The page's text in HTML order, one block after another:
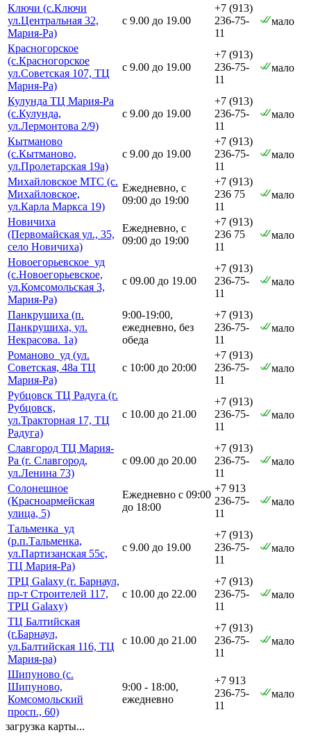
Ключи (с.Ключи
ул.Центральная 32,
Мария-Ра)
с 9.00 до 19.00
+7 (913)
236-75-
11
мало
Красногорское
(с.Красногорское
ул.Советская 107, ТЦ
Мария-Ра)
с 9.00 до 19.00
+7 (913)
236-75-
11
мало
Кулунда ТЦ Мария-Ра
(с.Кулунда,
ул.Лермонтова 2/9)
с 9.00 до 19.00
+7 (913)
236-75-
11
мало
Кытманово
(с.Кытманово,
ул.Пролетарская 19а)
с 9.00 до 19.00
+7 (913)
236-75-
11
мало
Михайловское МТС (с.
Михайловское,
ул.Карла Маркса 19)
Ежедневно, с
09:00 до 19:00
+7 (913)
236 75
11
мало
Новичиха
(Первомайская ул., 35,
село Новичиха)
Ежедневно, с
09:00 до 19:00
+7 (913)
236 75
11
мало
Новоегорьевское_уд
(с.Новоегорьевское,
ул.Комсомольская 3,
Мария-Ра)
с 09.00 до 19.00
+7 (913)
236-75-
11
мало
Панкрушиха (п.
Панкрушиха, ул.
Некрасова. 1а)
9:00-19:00,
ежедневно, без
обеда
+7 (913)
236-75-
11
мало
Романово_уд (ул.
Советская, 48а ТЦ
Мария-Ра)
с 10:00 до 20:00
+7 (913)
236-75-
11
мало
Рубцовск ТЦ Радуга (г.
Рубцовск,
ул.Тракторная 17, ТЦ
Радуга)
с 10.00 до 21.00
+7 (913)
236-75-
11
мало
Славгород ТЦ Мария-
Ра (г. Славгород,
ул.Ленина 73)
с 09.00 до 20.00
+7 (913)
236-75-
11
мало
Солонешное
(Красноармейская
улица, 5)
Ежедневно с 09:00
до 18:00
+7 913
236-75-
11
мало
Тальменка_уд
(р.п.Тальменка,
ул.Партизанская 55с,
ТЦ Мария-Ра)
с 9.00 до 19.00
+7 (913)
236-75-
11
мало
ТРЦ Galaxy (г. Барнаул,
пр-т Строителей 117,
ТРЦ Galaxy)
с 10.00 до 22.00
+7 (913)
236-75-
11
мало
ТЦ Балтийская
(г.Барнаул,
ул.Балтийская 116, ТЦ
Мария-ра)
с 10.00 до 21.00
+7 (913)
236-75-
11
мало
Шипуново (с.
Шипуново,
Комсомольский
просп., 60)
9:00 - 18:00,
ежедневно
+7 913
236-75-
11
мало
загрузка карты...